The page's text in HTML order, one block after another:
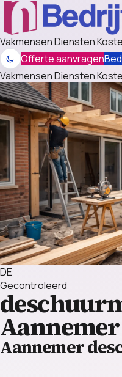
VakmensenDiensten
Offerte aanvragen
VakmensenDiensten
DE
Gecontroleerd
Aannemer